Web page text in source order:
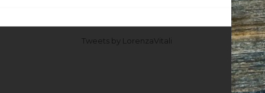
Tweets by LorenzaVitali